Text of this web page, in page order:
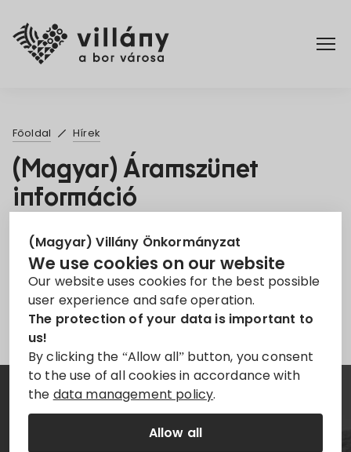
(Magyar) Villány Önkormányzat
We use cookies on our website
Our website uses cookies for the best possible
user experience and safe operation.
The protection of your data is important to
us!
By clicking the “Allow all” button, you consent
to the use of all cookies in accordance with
the data management policy.
Allow all
Rendelettár
Turizmus
Főoldal Hírek
(Magyar) Áramszünet
információ
Áramszünet EON Információ
Sorry, this entry is only available inMagyar
Hírlevél